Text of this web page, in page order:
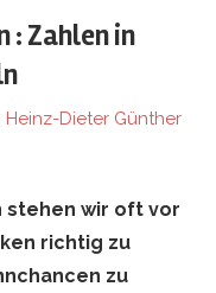
: Zahlen in
Heinz-Dieter Günther
stehen wir oft vor
richtig zu
zu